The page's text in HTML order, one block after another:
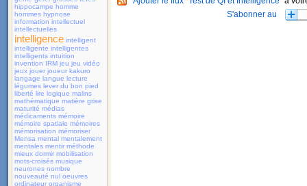
hippocampe homme
hommes hypnose
information intellectuel
intellectuelles
intelligence intelligent
intelligente intelligentes
intelligents intuition
invention IRM jeu jeu vidéo
jeux jouer joueur kakuro
langage langue lecture
légumes lever du bon pied
liberté lire logique malins
mathématique matière grise
maturité médias
médicaments mémoire
mémoire spatiale mémoires
mémorisation mémoriser
Mensa mental mentalement
mentales mentir méthode
mieux dormir mobilisation
mots-croisés musique
neurones nombre
nouveauté nul oeuvres
ordinateur organisme